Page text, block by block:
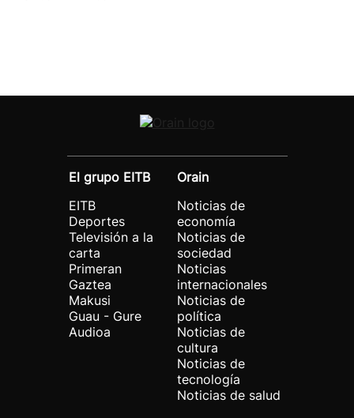
El grupo EITB
EITB
Deportes
Televisión a la
carta
Primeran
Gaztea
Makusi
Guau - Gure
Audioa
Orain
Noticias de
economía
Noticias de
sociedad
Noticias
internacionales
Noticias de
política
Noticias de
cultura
Noticias de
tecnología
Noticias de salud